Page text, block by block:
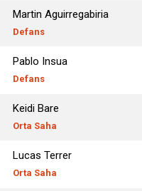
Martin Aguirregabiria
Defans
Pablo Insua
Defans
Keidi Bare
Orta Saha
Lucas Terrer
Orta Saha